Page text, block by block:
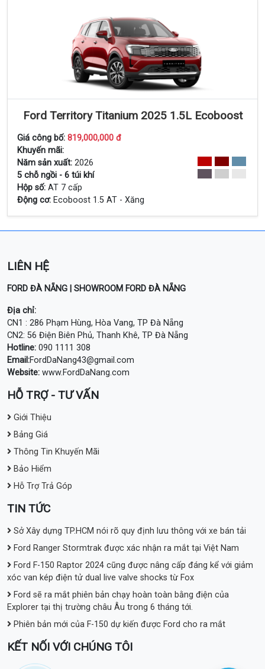
Ford Territory Titanium 2025 1.5L Ecoboost
Giá công bố: 819,000,000 đ
Khuyến mãi:
Năm sản xuất: 2026
5 chỗ ngồi - 6 túi khí
Hộp số: AT 7 cấp
Động cơ: Ecoboost 1.5 AT - Xăng
LIÊN HỆ
FORD ĐÀ NẴNG | SHOWROOM FORD ĐÀ NẴNG
Địa chỉ:
CN1 : 286 Phạm Hùng, Hòa Vang, TP Đà Nẵng
CN2: 56 Điện Biên Phủ, Thanh Khê, TP Đà Nẵng
Hotline: 090 1111 308
Email:FordDaNang43@gmail.com
Website: www.FordDaNang.com
HỖ TRỢ - TƯ VẤN
Giới Thiệu
Bảng Giá
Thông Tin Khuyến Mãi
Bảo Hiểm
Hỗ Trợ Trả Góp
TIN TỨC
Sở Xây dựng TP.HCM nói rõ quy định lưu thông với xe bán tải
Ford Ranger Stormtrak được xác nhận ra mắt tại Việt Nam
Ford F-150 Raptor 2024 cũng được nâng cấp đáng kể với giảm
xóc van kép điện tử dual live valve shocks từ Fox
Ford sẽ ra mắt phiên bản chạy hoàn toàn bằng điện của
Explorer tại thị trường châu Âu trong 6 tháng tới.
Phiên bản mới của F-150 dự kiến được Ford cho ra mắt
KẾT NỐI VỚI CHÚNG TÔI